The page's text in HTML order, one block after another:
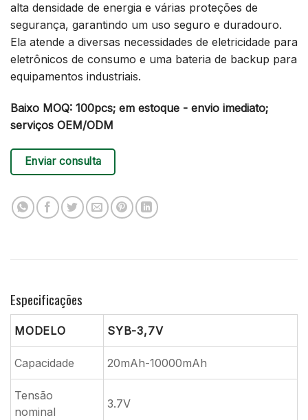
alta densidade de energia e várias proteções de
segurança, garantindo um uso seguro e duradouro.
Ela atende a diversas necessidades de eletricidade para
eletrônicos de consumo e uma bateria de backup para
equipamentos industriais.
Baixo MOQ: 100pcs; em estoque - envio imediato;
serviços OEM/ODM
Enviar consulta
Especificações
MODELO SYB-3,7V
Capacidade 20mAh-10000mAh
Tensão
nominal
3.7V